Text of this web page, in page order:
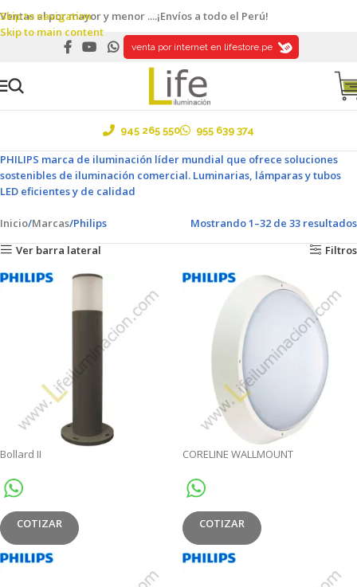
Skip to navigation
Skip to main content
Ventas al por mayor y menor ....¡Envíos a todo el Perú!
venta por internet en lifestore.pe
945 265 550 955 639 374
PHILIPS marca de iluminación líder mundial que ofrece soluciones
sostenibles de iluminación comercial. Luminarias, lámparas y tubos
LED eficientes y de calidad
Inicio Marcas Philips
Mostrando 1–32 de 33 resultados
Ver barra lateral
Filtros
Bollard II
COTIZAR
CORELINE WALLMOUNT
COTIZAR